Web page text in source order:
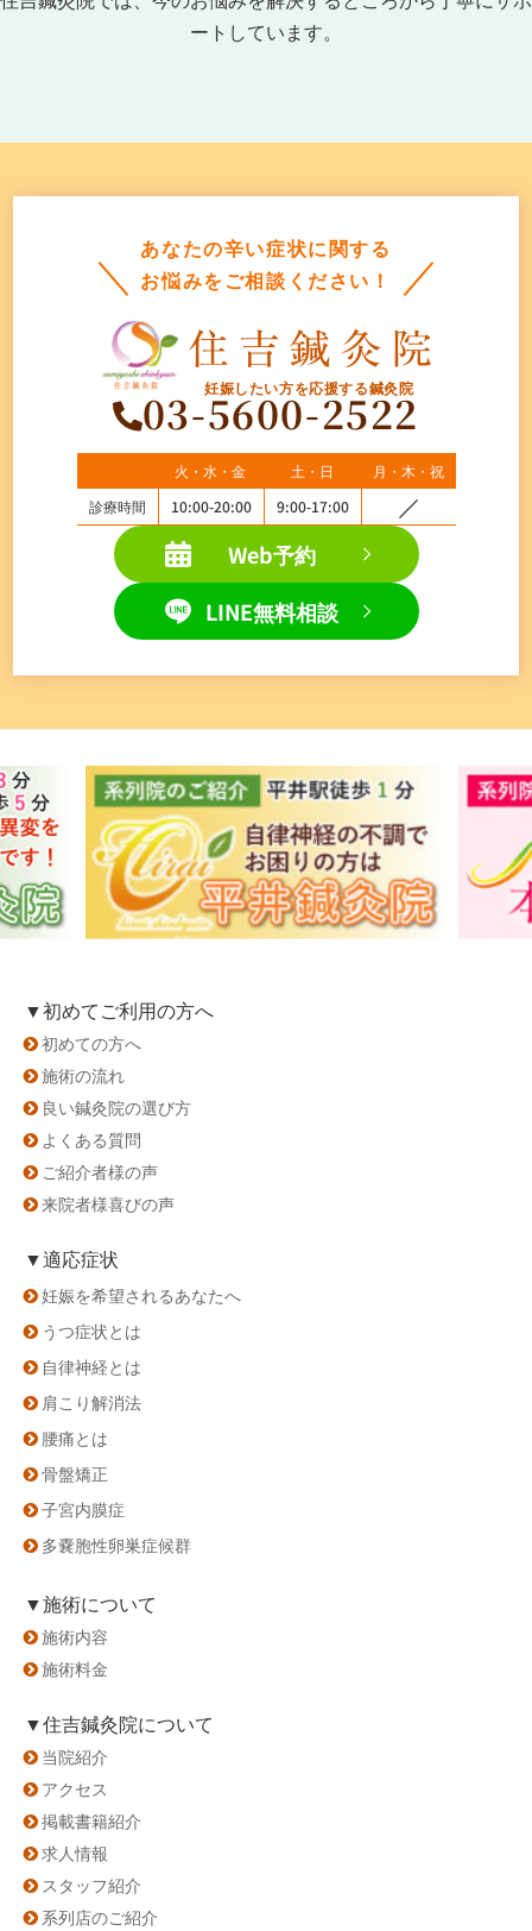
ートしています。
あなたの辛い症状に関する
お悩みをご相談ください！
妊娠したい方を応援する鍼灸院
03-5600-2522
火・水・金 土・日
月・木・祝
診療時間
10:00-20:00 9:00-17:00
Web予約
LINE無料相談
▼初めてご利用の方へ
初めての方へ
施術の流れ
良い鍼灸院の選び方
よくある質問
ご紹介者様の声
来院者様喜びの声
▼適応症状
妊娠を希望されるあなたへ
うつ症状とは
自律神経とは
肩こり解消法
腰痛とは
骨盤矯正
子宮内膜症
多嚢胞性卵巣症候群
▼施術について
施術内容
施術料金
▼住吉鍼灸院について
当院紹介
アクセス
掲載書籍紹介
求人情報
スタッフ紹介
系列店のご紹介